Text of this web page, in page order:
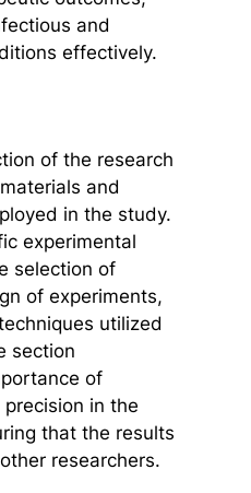
and
effectively.
of the research
and
in the study.
experimental
selection of
of experiments,
utilized
section
of
in the
that the results
researchers.